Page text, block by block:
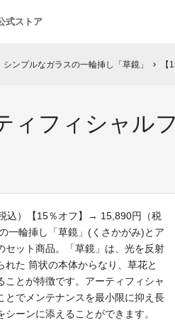
式ストア
ンプルなガラスの一輪挿し「草鏡」 chevron_right 【
ィフィシャル
込）【15％オフ】→ 15,890円（税
一輪挿し「草鏡」(くさかがみ)とア
セット商品。「草鏡」は、光を反射
た 筒状の本体からなり、草花と
ことが特徴です。アーティフィシャ
とでメンテナンスを最小限に抑え長
ーンに添えることができます。